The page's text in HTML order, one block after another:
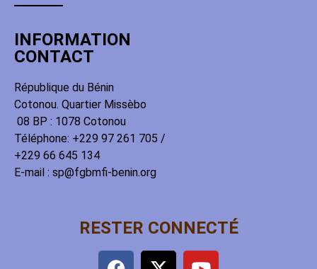
INFORMATION
CONTACT
République du Bénin
Cotonou. Quartier Missèbo
08 BP : 1078 Cotonou
Téléphone: +229 97 261 705 /
+229 66 645 134
E-mail : sp@fgbmfi-benin.org
RESTER CONNECTÉ